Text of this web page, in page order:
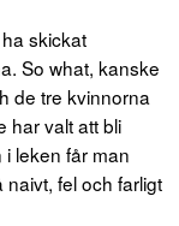
skickat
So what, kanske
de tre kvinnorna
har valt att bli
leken får man
fel och farligt